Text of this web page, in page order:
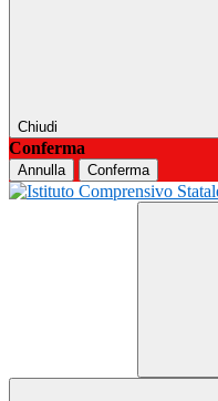
Chiudi
Conferma
Annulla Conferma